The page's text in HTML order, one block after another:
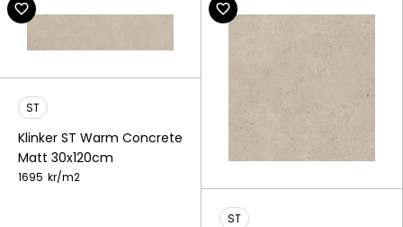
ST
Klinker ST Warm Concrete
Matt 30x120cm
1695 kr/m2
ST